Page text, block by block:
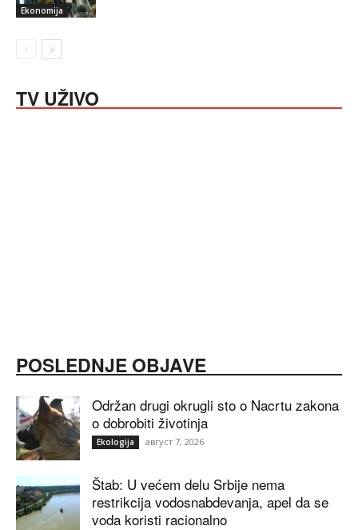
Ekonomija
TV UŽIVO
POSLEDNJE OBJAVE
Održan drugi okrugli sto o Nacrtu zakona
o dobrobiti životinja
Ekologija август 7, 2026
Štab: U većem delu Srbije nema
restrikcija vodosnabdevanja, apel da se
voda koristi racionalno